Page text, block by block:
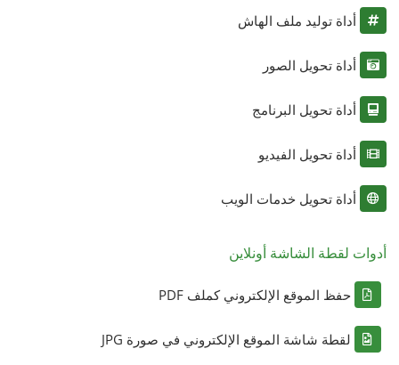
أداة توليد ملف الهاش
أداة تحويل الصور
أداة تحويل البرنامج
أداة تحويل الفيديو
أداة تحويل خدمات الويب
أدوات لقطة الشاشة أونلاين
حفظ الموقع الإلكتروني كملف PDF
لقطة شاشة الموقع الإلكتروني في صورة JPG